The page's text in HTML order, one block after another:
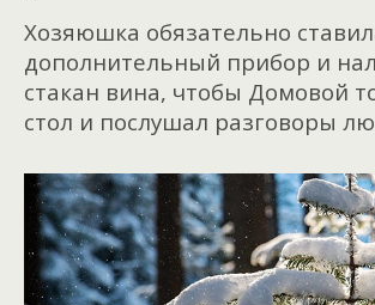
Хозяюшка обязательно
дополнительный прибор и
стакан вина, чтобы Домовой
стол и послушал разговоры